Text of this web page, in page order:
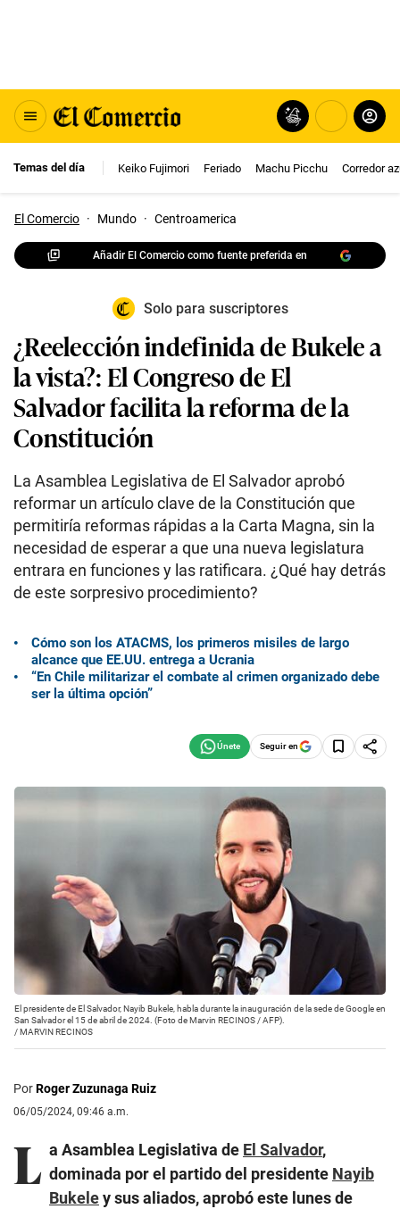
Temas del día Keiko Fujimori Feriado Machu Picchu Corredor
El Comercio · Mundo · Centroamerica
Añadir El Comercio como fuente preferida en
Solo para suscriptores
¿Reelección indefinida de Bukele a
la vista?: El Congreso de El
Salvador facilita la reforma de la
Constitución
La Asamblea Legislativa de El Salvador aprobó
reformar un artículo clave de la Constitución que
permitiría reformas rápidas a la Carta Magna, sin la
necesidad de esperar a que una nueva legislatura
entrara en funciones y las ratificara. ¿Qué hay detrás
de este sorpresivo procedimiento?
Cómo son los ATACMS, los primeros misiles de largo
alcance que EE.UU. entrega a Ucrania
“En Chile militarizar el combate al crimen organizado debe
ser la última opción”
Seguir en
El presidente de El Salvador, Nayib Bukele, habla durante la inauguración de la sede de Google en
San Salvador el 15 de abril de 2024. (Foto de Marvin RECINOS / AFP).
/ MARVIN RECINOS
PorRoger Zuzunaga Ruiz
06/05/2024, 09:46 a.m.
L a Asamblea Legislativa de El Salvador,
dominada por el partido del presidente Nayib
Bukeley sus aliados, aprobó este lunes de